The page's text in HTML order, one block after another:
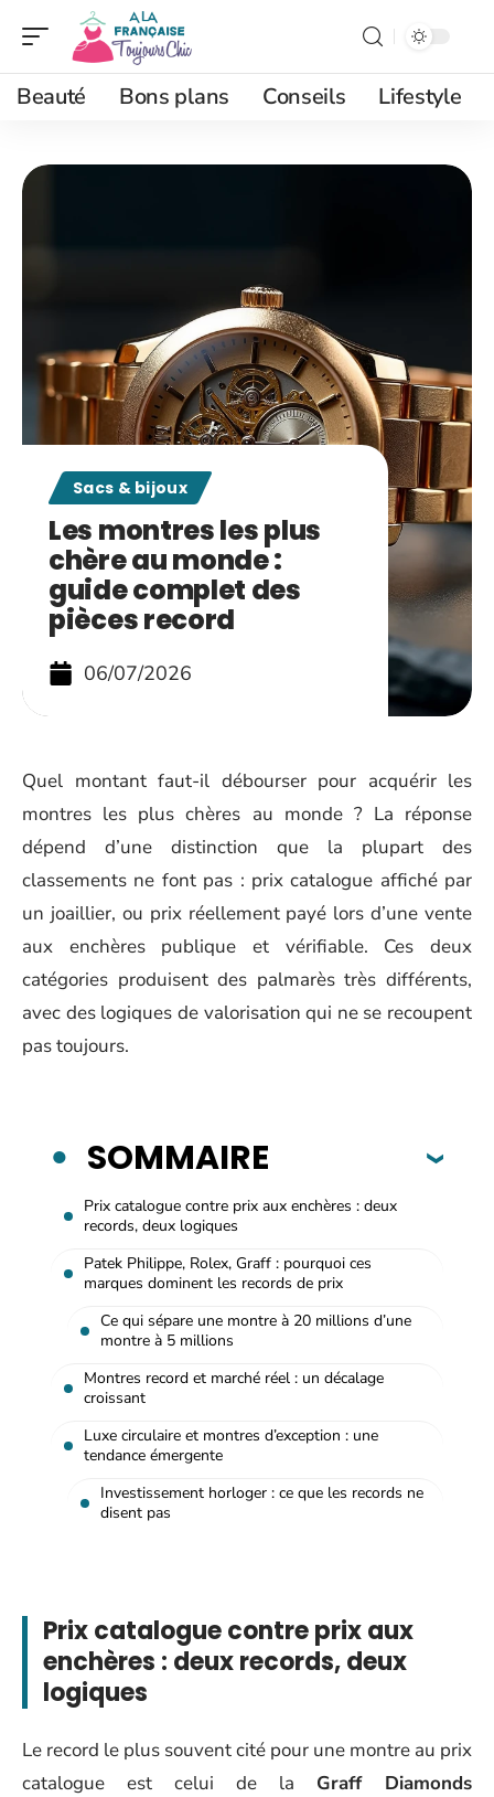
Beauté Bons plans Conseils Lifestyle
Sacs & bijoux
Les montres les plus
chère au monde :
guide complet des
pièces record
06/07/2026
Quel montant faut-il débourser pour acquérir les
montres les plus chères au monde ? La réponse
dépend d’une distinction que la plupart des
classements ne font pas : prix catalogue affiché par
un joaillier, ou prix réellement payé lors d’une vente
aux enchères publique et vérifiable. Ces deux
catégories produisent des palmarès très différents,
avec des logiques de valorisation qui ne se recoupent
pas toujours.
SOMMAIRE
Prix catalogue contre prix aux enchères : deux
records, deux logiques
Patek Philippe, Rolex, Graff : pourquoi ces
marques dominent les records de prix
Ce qui sépare une montre à 20 millions d’une
montre à 5 millions
Montres record et marché réel : un décalage
croissant
Luxe circulaire et montres d’exception : une
tendance émergente
Investissement horloger : ce que les records ne
disent pas
Prix catalogue contre prix aux
enchères : deux records, deux
logiques
Le record le plus souvent cité pour une montre au prix
catalogue est celui de la Graff Diamonds